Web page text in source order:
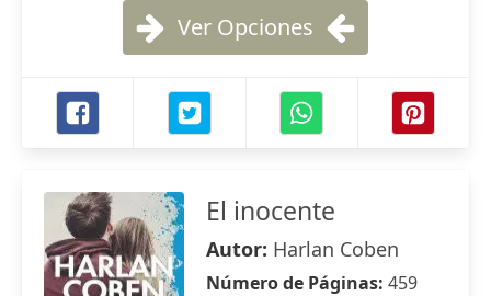
Ver Opciones
El inocente
Autor: Harlan Coben
Número de Páginas: 459